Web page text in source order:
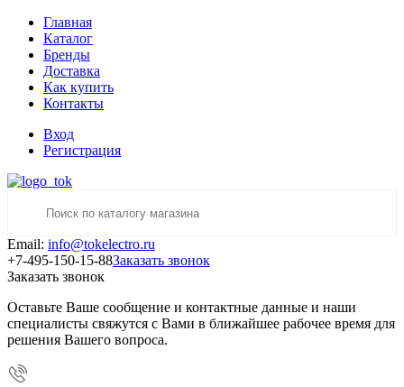
Главная
Каталог
Бренды
Доставка
Как купить
Контакты
Вход
Регистрация
Email: info@tokelectro.ru
+7-495-150-15-88Заказать звонок
Заказать звонок
Оставьте Ваше сообщение и контактные данные и наши
специалисты свяжутся с Вами в ближайшее рабочее время для
решения Вашего вопроса.